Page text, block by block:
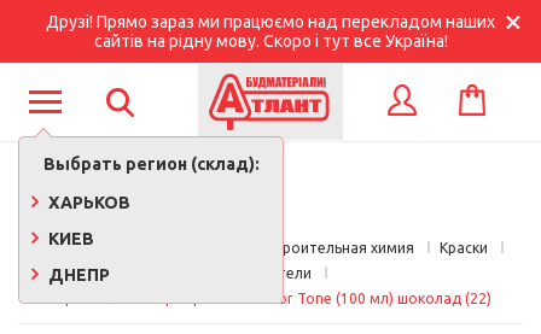
Друзі! Прямо зараз ми працюємо над перекладом наших
сайтів на рідну мову. Скоро і тут все Україна!
Выбрать регион (склад):
ХАРЬКОВ
КИЕВ
ДНЕПР
КОРЗИНА
Главная Краски, лаки, клеи, строительная химия
Краски
Красители
Краситель концентрат MGF Color Tone (100 мл) шоколад (22)